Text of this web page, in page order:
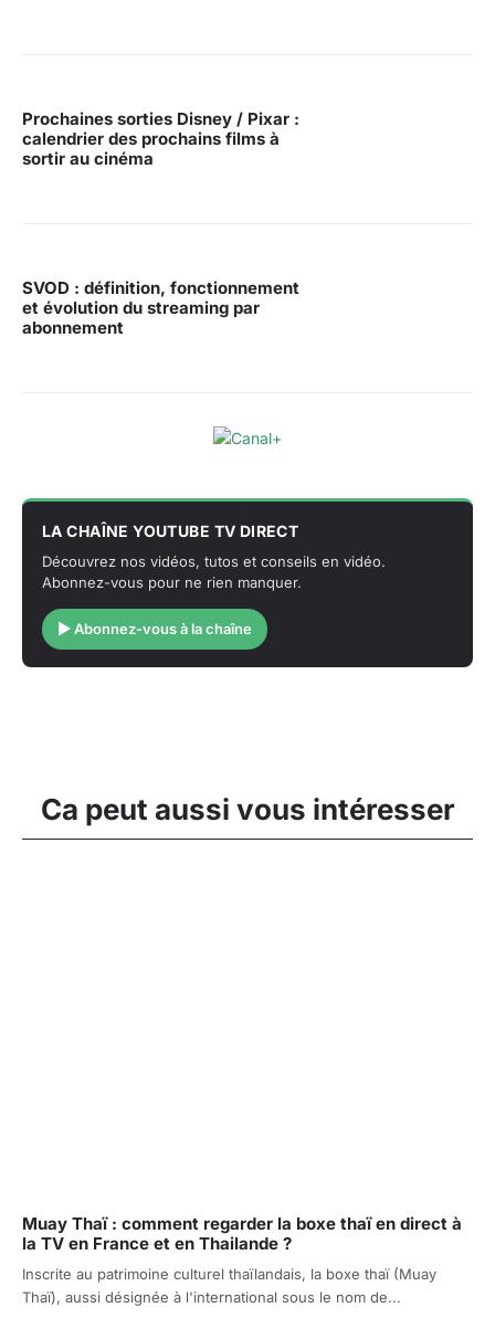
Prochaines sorties Disney / Pixar :
calendrier des prochains films à
sortir au cinéma
SVOD : définition, fonctionnement
et évolution du streaming par
abonnement
LA CHAÎNE YOUTUBE TV DIRECT
Découvrez nos vidéos, tutos et conseils en vidéo.
Abonnez-vous pour ne rien manquer.
▶ Abonnez-vous à la chaîne
Ca peut aussi vous intéresser
Muay Thaï : comment regarder la boxe thaï en direct à
la TV en France et en Thailande ?
Inscrite au patrimoine culturel thaïlandais, la boxe thaï (Muay
Thaï), aussi désignée à l'international sous le nom de...